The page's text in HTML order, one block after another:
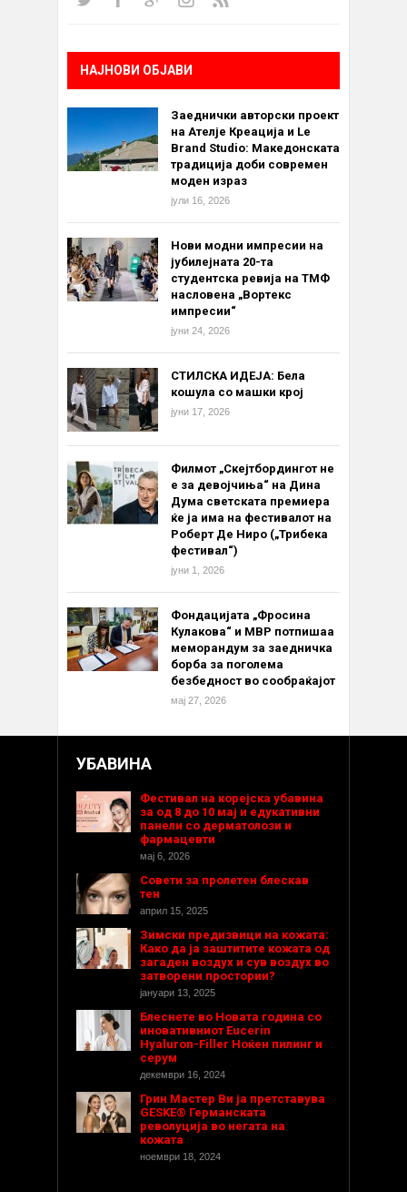
НАЈНОВИ ОБЈАВИ
Заеднички авторски проект
на Ателје Креација и Le
Brand Studio: Македонската
традиција доби современ
моден израз
јули 16, 2026
Нови модни импресии на
јубилејната 20-та
студентска ревија на ТМФ
насловена „Вортекс
импресии“
јуни 24, 2026
СТИЛСКА ИДЕЈА: Бела
кошула со машки крој
јуни 17, 2026
Филмот „Скејтбордингот не
е за девојчиња“ на Дина
Дума светската премиера
ќе ја има на фестивалот на
Роберт Де Ниро („Трибека
фестивал“)
јуни 1, 2026
Фондацијата „Фросина
Кулакова“ и МВР потпишаа
меморандум за заедничка
борба за поголема
безбедност во сообраќајот
мај 27, 2026
УБАВИНА
Фестивал на корејска убавина
за од 8 до 10 мај и едукативни
панели со дерматолози и
фармацевти
мај 6, 2026
Совети за пролетен блескав
тен
април 15, 2025
Зимски предизвици на кожата:
Како да ја заштитите кожата од
загаден воздух и сув воздух во
затворени простории?
јануари 13, 2025
Блеснете во Новата година со
иновативниот Eucerin
Hyaluron-Filler Ноќен пилинг и
серум
декември 16, 2024
Грин Мастер Ви ја претставува
GESKE® Германската
револуција во негата на
кожата
ноември 18, 2024